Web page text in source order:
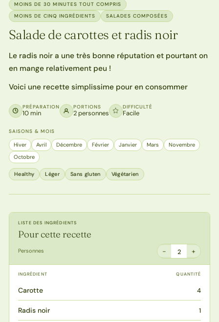
MOINS DE 30 MINUTES TOUT COMPRIS
MOINS DE CINQ INGRÉDIENTS
SALADES COMPOSÉES
Salade de carottes et radis noir
Le radis noir a une très bonne réputation et pourtant on
en mange relativement peu !
Voici une recette simplissime pour en consommer
PRÉPARATION
10 min
PORTIONS
2 personnes
DIFFICULTÉ
Facile
SAISONS & MOIS
Hiver Avril Décembre Février Janvier Mars
Novembre
Octobre
Healthy Léger Sans gluten Végétarien
LISTE DES INGRÉDIENTS
Pour cette recette
Personnes − 2 +
INGRÉDIENT QUANTITÉ
Carotte 4
Radis noir 1